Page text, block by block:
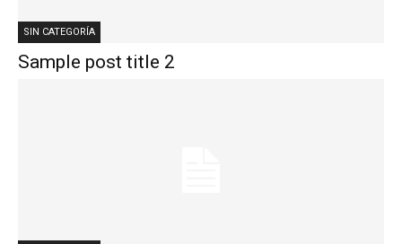
SIN CATEGORÍA
Sample post title 2